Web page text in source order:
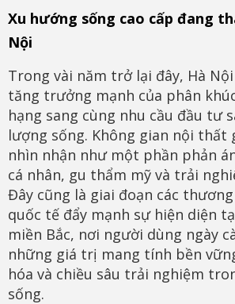
Xu hướng sống cao cấp đang
Nội
Trong vài năm trở lại đây, Hà
tăng trưởng mạnh của phân
hạng sang cùng nhu cầu đầu tư
lượng sống. Không gian nội thất
nhìn nhận như một phần phản
cá nhân, gu thẩm mỹ và trải
Đây cũng là giai đoạn các
quốc tế đẩy mạnh sự hiện diện
miền Bắc, nơi người dùng ngày
những giá trị mang tính bền
hóa và chiều sâu trải nghiệm
sống.